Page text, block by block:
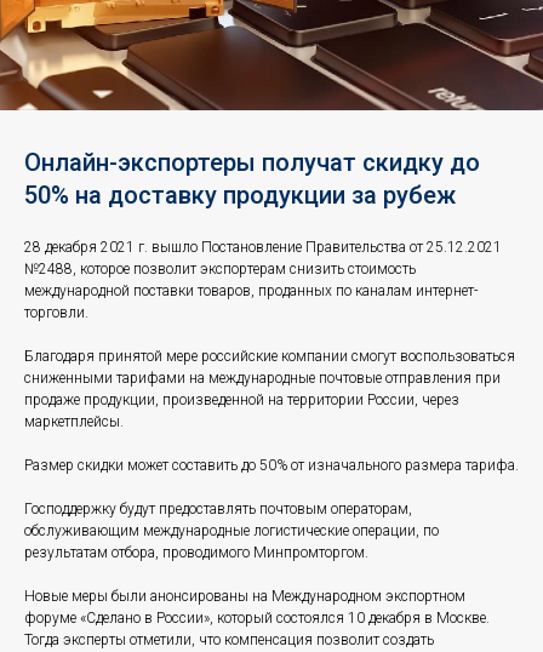
Онлайн-экспортеры получат скидку до
50% на доставку продукции за рубеж
28 декабря 2021 г. вышло Постановление Правительства от 25.12.2021
№2488, которое позволит экспортерам снизить стоимость
международной поставки товаров, проданных по каналам интернет-
торговли.
Благодаря принятой мере российские компании смогут воспользоваться
сниженными тарифами на международные почтовые отправления при
продаже продукции, произведенной на территории России, через
маркетплейсы.
Размер скидки может составить до 50% от изначального размера тарифа.
Господдержку будут предоставлять почтовым операторам,
обслуживающим международные логистические операции, по
результатам отбора, проводимого Минпромторгом.
Новые меры были анонсированы на Международном экспортном
форуме «Сделано в России», который состоялся 10 декабря в Москве.
Тогда эксперты отметили, что компенсация позволит создать